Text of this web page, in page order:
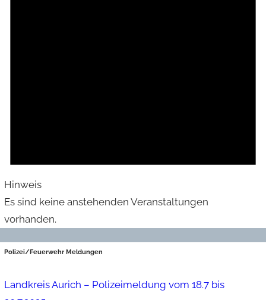
Hinweis
Es sind keine anstehenden Veranstaltungen
vorhanden.
Polizei/Feuerwehr Meldungen
Landkreis Aurich – Polizeimeldung vom 18.7 bis